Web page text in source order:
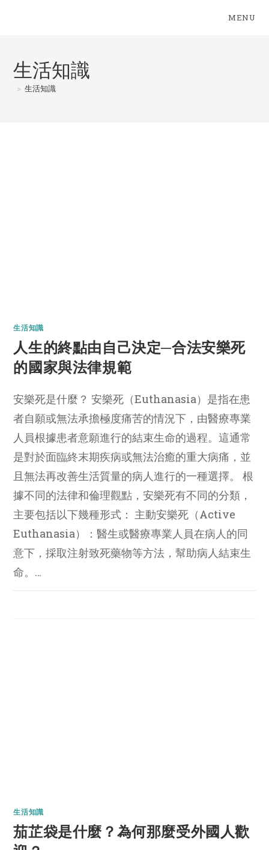
MENU
生活知識
> 生活知識
生活知識
人生的終點由自己決定─合法安樂死
的國家與法律規範
安樂死是什麼？ 安樂死（Euthanasia）是指在患
者自願或無法承擔極度痛苦的情況下，由醫療專業
人員根據患者意願進行的結束生命的過程。這通常
是對於面臨終末期疾病或無法治癒的重大病痛，並
且無法再改善生活質量的病人進行的一種選擇。 根
據不同的法律和倫理觀點，安樂死有不同的分類，
主要包括以下幾種形式： 主動安樂死（Active
Euthanasia）：醫生或醫療專業人員在病人的同
意下，採取注射致死藥物等方法，幫助病人結束生
命。…
生活知識
茄芷袋是什麼？為何那麼受外國人歡